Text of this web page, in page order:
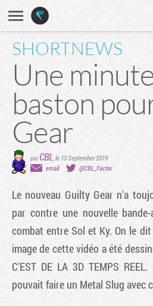
SHORTNEWS
Une
baston
Gear
parCBL le 13 September 2019
email
@CBL_Factor
Le nouveau Guilty Gear n'a
par contre une nouvelle
combat entre Sol et Ky. On le
image de cette vidéo a été
C'EST DE LA 3D TEMPS
pouvait faire un Metal Slug avec